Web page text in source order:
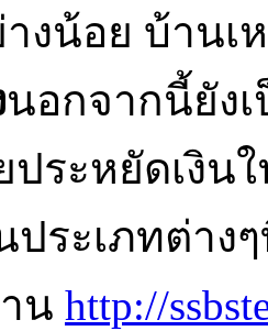
งน้อย บ้านเ
นอกจากนี้ยัง
ระหยัดเงิน
ประเภทต่าง
น http://